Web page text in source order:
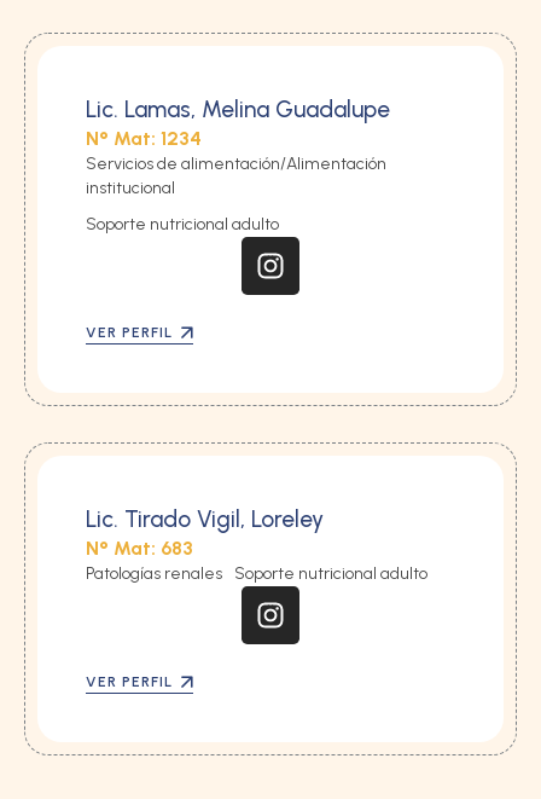
Lic. Lamas, Melina Guadalupe
N° Mat: 1234
Servicios de alimentación/Alimentación
institucional
Soporte nutricional adulto
VER PERFIL
Lic. Tirado Vigil, Loreley
N° Mat: 683
Patologías renales Soporte nutricional adulto
VER PERFIL